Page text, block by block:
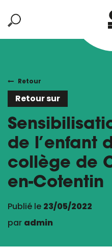
Retour
Retour sur
de l’enfant
collège de
en-Cotentin
Publié le 23/05/2022
par admin